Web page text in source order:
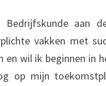
aan
vakken met
wil ik beginnen in
op mijn